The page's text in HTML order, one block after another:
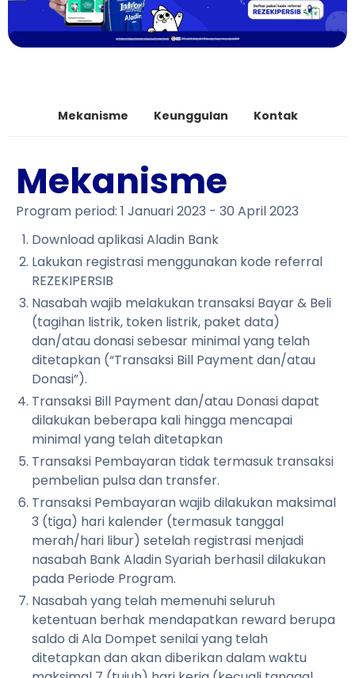
Mekanisme Keunggulan Kontak
Mekanisme
Program period: 1 Januari 2023 - 30 April 2023
Download aplikasi Aladin Bank
Lakukan registrasi menggunakan kode referral
REZEKIPERSIB
Nasabah wajib melakukan transaksi Bayar & Beli
(tagihan listrik, token listrik, paket data)
dan/atau donasi sebesar minimal yang telah
ditetapkan (“Transaksi Bill Payment dan/atau
Donasi”).
Transaksi Bill Payment dan/atau Donasi dapat
dilakukan beberapa kali hingga mencapai
minimal yang telah ditetapkan
Transaksi Pembayaran tidak termasuk transaksi
pembelian pulsa dan transfer.
Transaksi Pembayaran wajib dilakukan maksimal
3 (tiga) hari kalender (termasuk tanggal
merah/hari libur) setelah registrasi menjadi
nasabah Bank Aladin Syariah berhasil dilakukan
pada Periode Program.
Nasabah yang telah memenuhi seluruh
ketentuan berhak mendapatkan reward berupa
saldo di Ala Dompet senilai yang telah
ditetapkan dan akan diberikan dalam waktu